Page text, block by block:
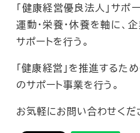
「健康経営優良法人」サポ
運動・栄養・休養を軸に、
サポートを行う。
「健康経営」を推進するた
のサポート事業を行う。
お気軽にお問い合わせくだ